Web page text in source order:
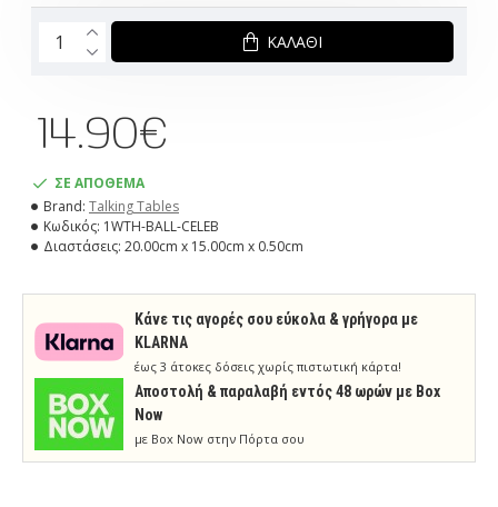
ΣΕ ΑΠΟΘΕΜΑ
Brand: Talking Tables
Κωδικός: 1WTH-BALL-CELEB
Διαστάσεις: 20.00cm x 15.00cm x 0.50cm
14.90€
ΚΑΛΆΘΙ
Κάνε τις αγορές σου εύκολα & γρήγορα με
KLARNA
έως 3 άτοκες δόσεις χωρίς πιστωτική κάρτα!
Aποστολή & παραλαβή εντός 48 ωρών με Box
Now
με Box Now στην Πόρτα σου